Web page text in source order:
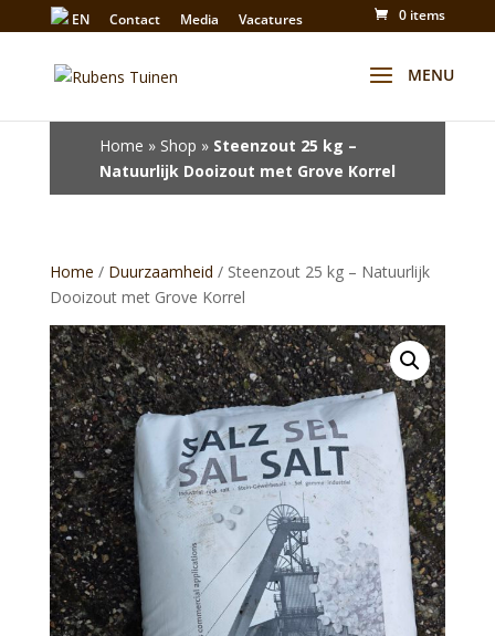
EN Contact Media
Vacatures
0 items
Home » Shop » Steenzout 25 kg –
Natuurlijk Dooizout met Grove Korrel
Home / Duurzaamheid / Steenzout 25 kg – Natuurlijk
Dooizout met Grove Korrel